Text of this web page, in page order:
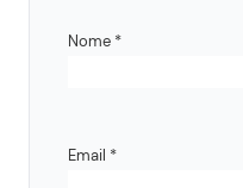
Nome *
Email *